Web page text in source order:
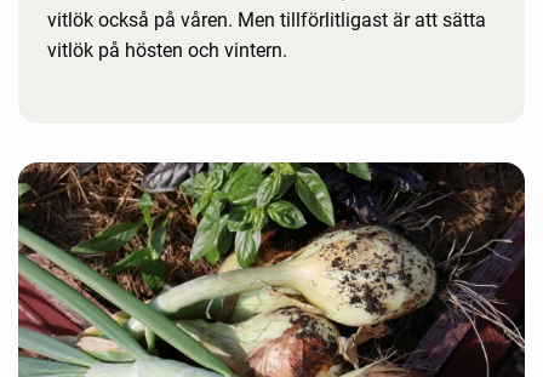
vitlök också på våren. Men tillförlitligast är att sätta
vitlök på hösten och vintern.